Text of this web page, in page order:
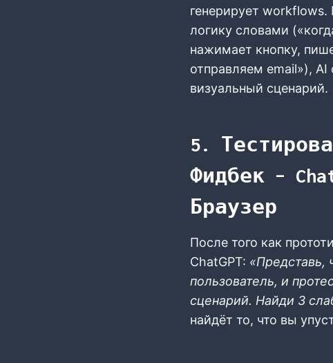
генерирует
логику словами
нажимает кнопку,
отправляем email»), AI
визуальный сценарий.
5.
Фидбек –
Браузер
После того как
ChatGPT: «Представь,
пользователь, и
сценарий. Найди 3
найдёт то, что вы